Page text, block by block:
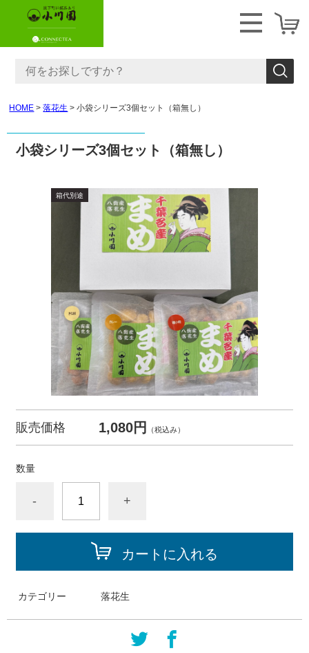
HOME 落花生 小袋シリーズ3個セット（箱無し）
小袋シリーズ3個セット（箱無し）
販売価格 1,080円 （税込み）
数量
- +
カートに入れる
カテゴリー 落花生